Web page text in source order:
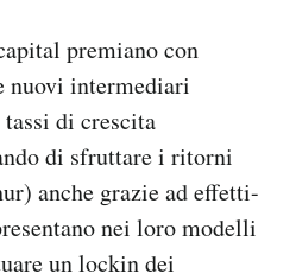
premiano con
intermediari
di crescita
di sfruttare i ritorni
anche grazie ad effetti-
nei loro modelli
un lockin dei